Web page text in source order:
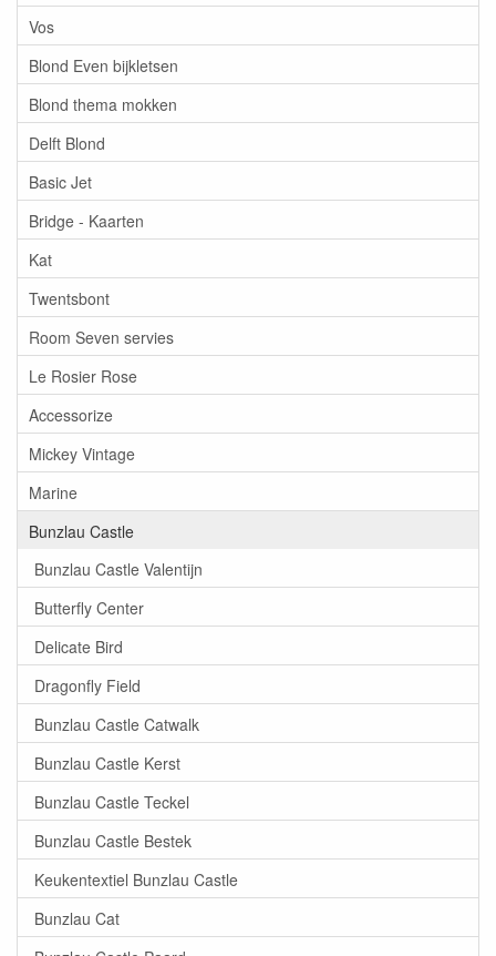
Vos
Blond Even bijkletsen
Blond thema mokken
Delft Blond
Basic Jet
Bridge - Kaarten
Kat
Twentsbont
Room Seven servies
Le Rosier Rose
Accessorize
Mickey Vintage
Marine
Bunzlau Castle
Bunzlau Castle Valentijn
Butterfly Center
Delicate Bird
Dragonfly Field
Bunzlau Castle Catwalk
Bunzlau Castle Kerst
Bunzlau Castle Teckel
Bunzlau Castle Bestek
Keukentextiel Bunzlau Castle
Bunzlau Cat